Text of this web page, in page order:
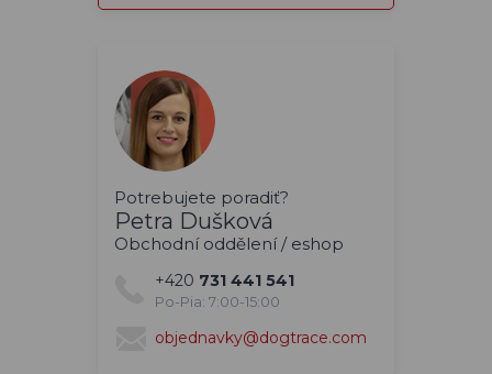
Potrebujete poradiť?
Petra Dušková
Obchodní oddělení / eshop
+420 731 441 541
Po-Pia: 7:00-15:00
objednavky@dogtrace.com